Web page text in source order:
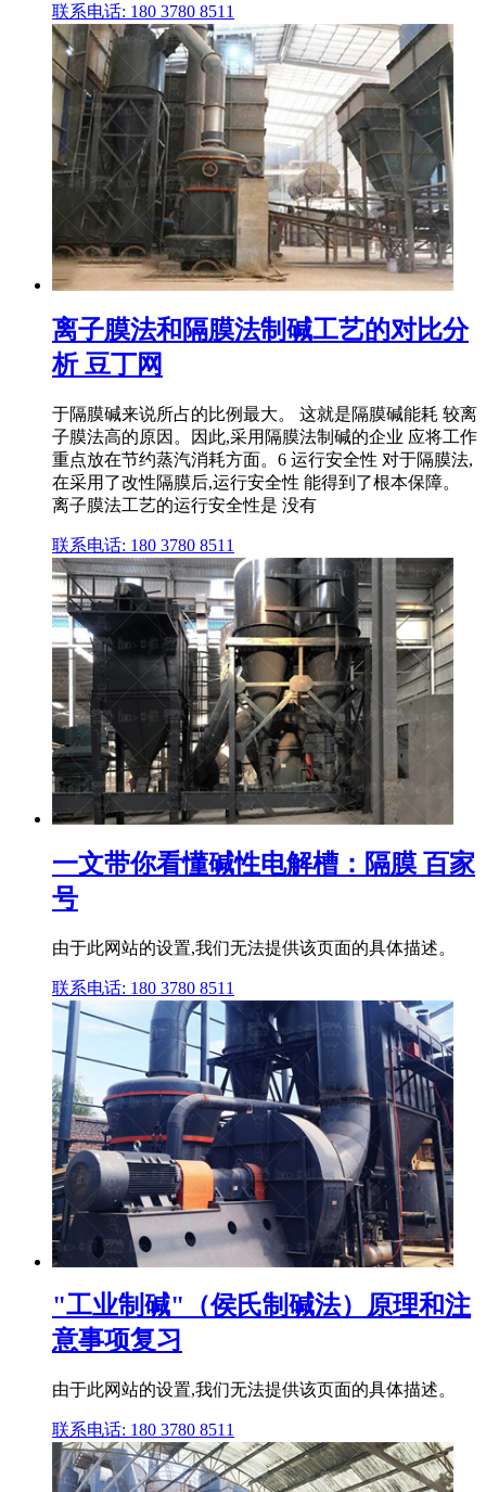
联系电话: 180 3780 8511
离子膜法和隔膜法制碱工艺的对比分
析 豆丁网
于隔膜碱来说所占的比例最大。 这就是隔膜碱能耗 较离
子膜法高的原因。因此,采用隔膜法制碱的企业 应将工作
重点放在节约蒸汽消耗方面。6 运行安全性 对于隔膜法,
在采用了改性隔膜后,运行安全性 能得到了根本保障。
离子膜法工艺的运行安全性是 没有
联系电话: 180 3780 8511
一文带你看懂碱性电解槽：隔膜 百家
号
由于此网站的设置,我们无法提供该页面的具体描述。
联系电话: 180 3780 8511
"工业制碱"（侯氏制碱法）原理和注
意事项复习
由于此网站的设置,我们无法提供该页面的具体描述。
联系电话: 180 3780 8511